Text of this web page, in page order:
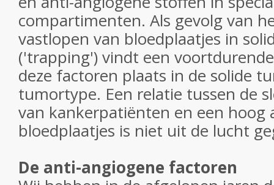
compartimenten. Als gevolg van
vastlopen van bloedplaatjes in
('trapping') vindt een
deze factoren plaats in de solide
tumortype. Een relatie tussen de
van kankerpatiënten en een hoog
bloedplaatjes is niet uit de lucht
De anti-angiogene factoren